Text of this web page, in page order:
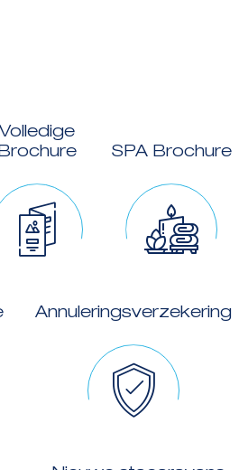
Volledige
SPA Brochure
Annuleringsverzekering